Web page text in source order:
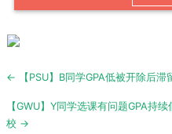
Post
← 【PSU】B同学GPA低被开除后滞
【GWU】Y同学选课有问题GPA持
校 →